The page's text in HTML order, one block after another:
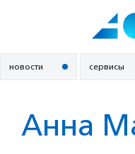
новости сервисы
Анна